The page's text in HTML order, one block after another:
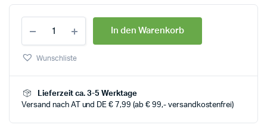
In den Warenkorb
Wunschliste
Lieferzeit ca. 3-5 Werktage
Versand nach AT und DE € 7,99 (ab € 99,- versandkostenfrei)